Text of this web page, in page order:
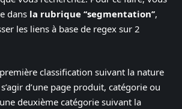
dans la rubrique ‘‘segmentation’’,
les liens à base de regex sur 2
classification suivant la nature
d’une page produit, catégorie ou
deuxième catégorie suivant la